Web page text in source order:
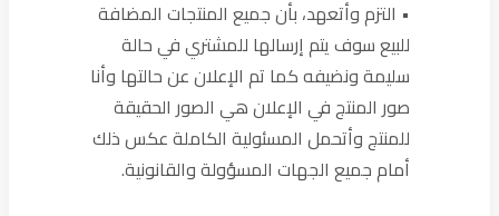
• التزم وأتعهد، بأن جميع المنتجات المضافة
للبيع سوف يتم إرسالها للمشتري في حالة
سليمة ونضيفه كما تم الإعلان عن حالتها وأنا
صور المنتج في الإعلان هي الصور الحقيقة
للمنتج وأتحمل المسئولية الكاملة عكس ذلك
أمام جميع الجهات المسؤولة والقانونية.